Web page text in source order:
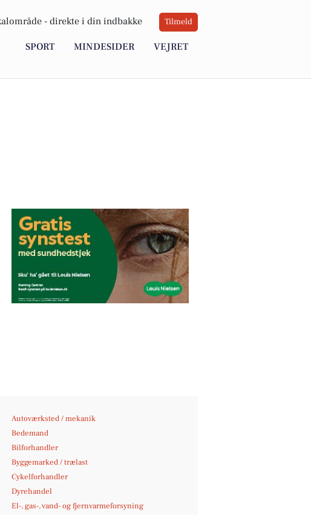
- direkte i din indbakke Tilmeld
SPORT MINDESIDER VEJRET
Autoværksted / mekanik
Bedemand
Bilforhandler
Byggemarked / trælast
Cykelforhandler
Dyrehandel
El-, gas-, vand- og fjernvarmeforsyning